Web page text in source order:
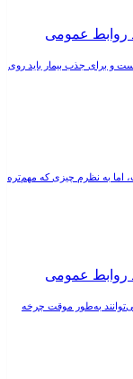
روابط عمومی
برای جذب بیمار باید روی
به نظرم چیزی که مهم‌تره
روابط عمومی
به‌طور موقت چرخه